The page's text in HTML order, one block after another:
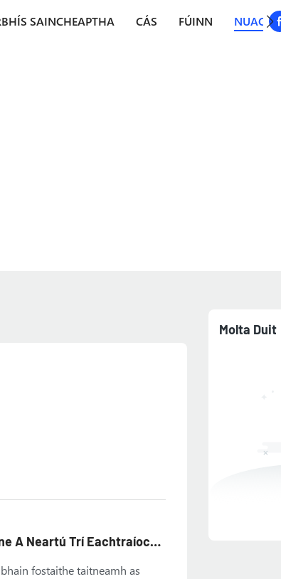
SAINCHEAPTHA CÁS FÚINN NUACHT
A Neartú Trí Eachtraíocht
fostaithe taitneamh as
Molta Duit